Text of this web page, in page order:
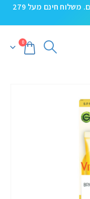
5% הנחה קופון TAKE5 בקניית 2 מוצרים. משלוח חינם מעל 279
0